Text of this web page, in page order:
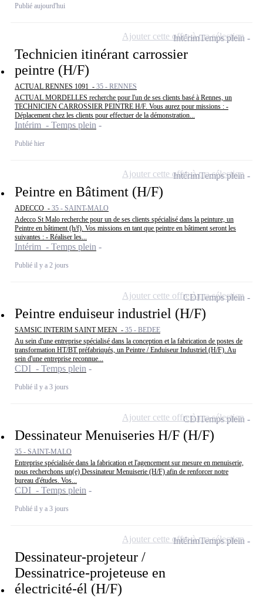
Publié aujourd'hui
Technicien itinérant carrossier
peintre (H/F)
ACTUAL RENNES 1091 - 35 - RENNES
ACTUAL MORDELLES recherche pour l'un de ses clients basé à Rennes, un
TECHNICIEN CARROSSIER PEINTRE H/F. Vous aurez pour missions : -
Déplacement chez les clients pour effectuer de la démonstration...
Intérim - Temps plein
Publié hier
IntérimTemps plein
Ajouter cette offre à ma sélection
Peintre en Bâtiment (H/F)
ADECCO - 35 - SAINT-MALO
Adecco St Malo recherche pour un de ses clients spécialisé dans la peinture, un
Peintre en bâtiment (h/f). Vos missions en tant que peintre en bâtiment seront les
suivantes : - Réaliser les...
Intérim - Temps plein
Publié il y a 2 jours
IntérimTemps plein
Ajouter cette offre à ma sélection
Peintre enduiseur industriel (H/F)
SAMSIC INTERIM SAINT MEEN - 35 - BEDEE
Au sein d'une entreprise spécialisé dans la conception et la fabrication de postes de
transformation HT/BT préfabriqués, un Peintre / Enduiseur Industriel (H/F). Au
sein d'une entreprise reconnue...
CDI - Temps plein
Publié il y a 3 jours
CDITemps plein
Ajouter cette offre à ma sélection
Dessinateur Menuiseries H/F (H/F)
35 - SAINT-MALO
Entreprise spécialisée dans la fabrication et l'agencement sur mesure en menuiserie,
nous recherchons un(e) Dessinateur Menuiserie (H/F) afin de renforcer notre
bureau d'études. Vos...
CDI - Temps plein
Publié il y a 3 jours
CDITemps plein
Ajouter cette offre à ma sélection
Dessinateur-projeteur /
Dessinatrice-projeteuse en
électricité-él (H/F)
IntérimTemps plein
Ajouter cette offre à ma sélection